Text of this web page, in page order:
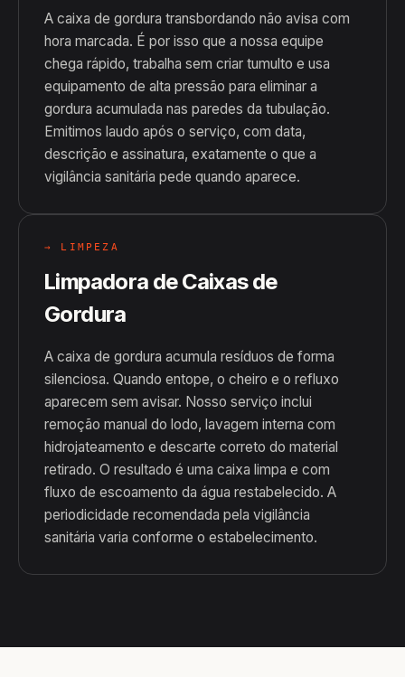
A caixa de gordura transbordando não avisa com
hora marcada. É por isso que a nossa equipe
chega rápido, trabalha sem criar tumulto e usa
equipamento de alta pressão para eliminar a
gordura acumulada nas paredes da tubulação.
Emitimos laudo após o serviço, com data,
descrição e assinatura, exatamente o que a
vigilância sanitária pede quando aparece.
→ LIMPEZA
Limpadora de Caixas de
Gordura
A caixa de gordura acumula resíduos de forma
silenciosa. Quando entope, o cheiro e o refluxo
aparecem sem avisar. Nosso serviço inclui
remoção manual do lodo, lavagem interna com
hidrojateamento e descarte correto do material
retirado. O resultado é uma caixa limpa e com
fluxo de escoamento da água restabelecido. A
periodicidade recomendada pela vigilância
sanitária varia conforme o estabelecimento.